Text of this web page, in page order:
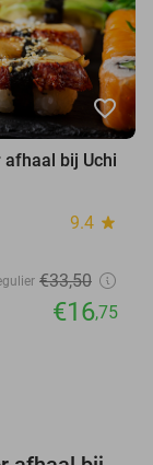
favorite_border
bij Uchi
9.4 star
€33,50
€16,75